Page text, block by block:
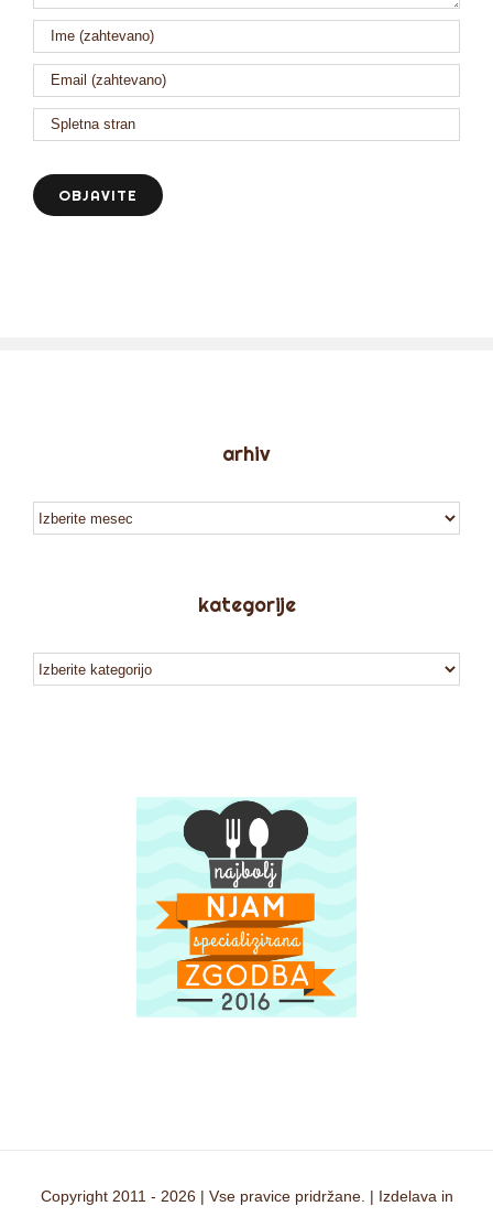
arhiv
arhiv
kategorije
kategorije
Copyright 2011 - 2026 | Vse pravice pridržane. | Izdelava in